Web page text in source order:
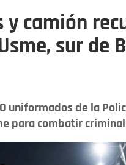
y camión
sur de
uniformados de la
para combatir